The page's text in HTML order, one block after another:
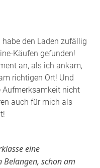
den Laden zufällig
Käufen gefunden!
an, als ich ankam,
richtigen Ort! Und
Aufmerksamkeit nicht
auch für mich als
eine
Belangen, schon am